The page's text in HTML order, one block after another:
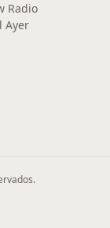
Radio
Ayer